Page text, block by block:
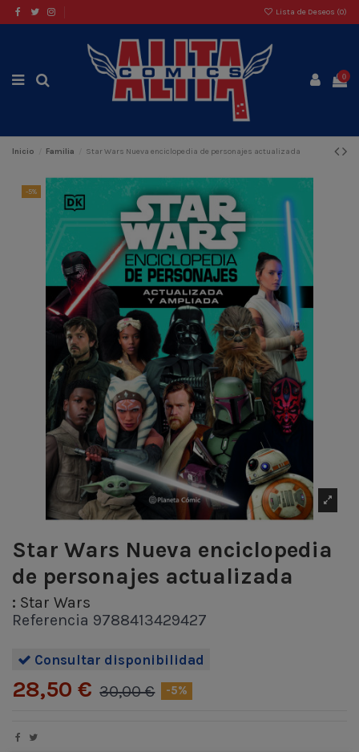
Lista de Deseos (0)
0
Inicio Familia Star Wars Nueva enciclopedia de personajes actualizada
-5%
Star Wars Nueva enciclopedia
de personajes actualizada
: Star Wars
Referencia 9788413429427
Consultar disponibilidad
28,50 € 30,00 € -5%